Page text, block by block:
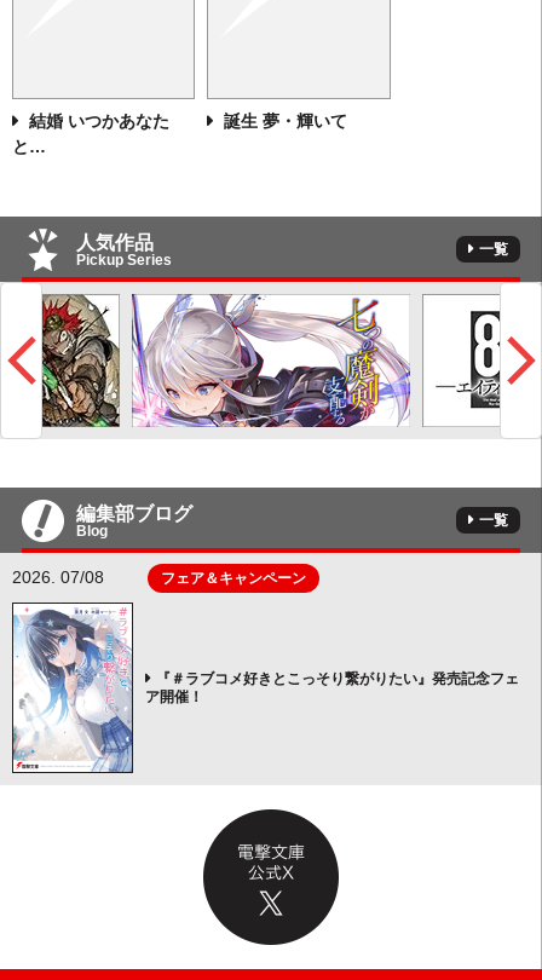
結婚 いつかあなた
と…
誕生 夢・輝いて
人気作品
Pickup Series
一覧
編集部ブログ
Blog
一覧
2026. 07/08 フェア＆キャンペーン
『＃ラブコメ好きとこっそり繋がりたい』発売記念フェ
ア開催！